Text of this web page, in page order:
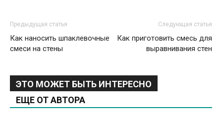
Предыдущая статья
Как наносить шпаклевочные
смеси на стены
Следующая статья
Как приготовить смесь для
выравнивания стен
ЭТО МОЖЕТ БЫТЬ ИНТЕРЕСНО
ЕЩЕ ОТ АВТОРА